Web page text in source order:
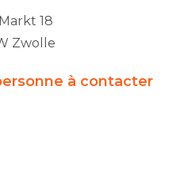
18
Zwolle
à contacter